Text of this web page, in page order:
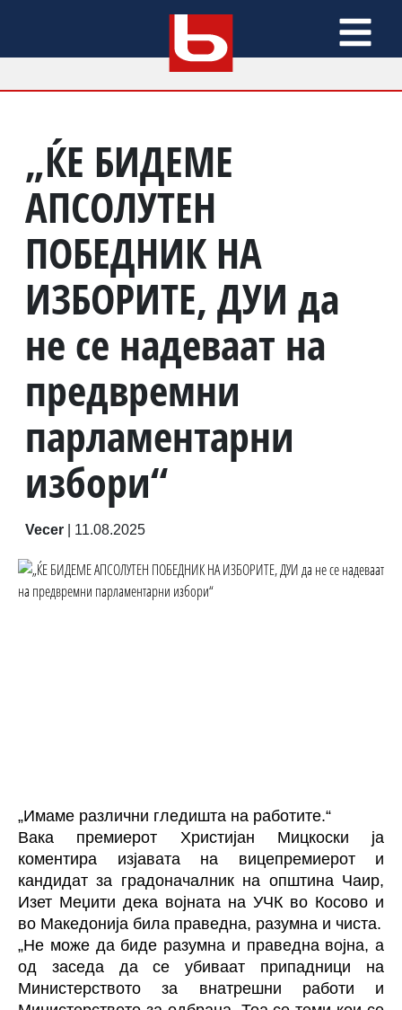
„ЌЕ БИДЕМЕ
АПСОЛУТЕН
ПОБЕДНИК НА
ИЗБОРИТЕ, ДУИ да
не се надеваат на
предвремни
парламентарни
избори“
Vecer 11.08.2025
„Имаме различни гледишта на работите.“
Вака премиерот Христијан Мицкоски ја
коментира изјавата на вицепремиерот и
кандидат за градоначалник на општина Чаир,
Изет Меџити дека војната на УЧК во Косово и
во Македонија била праведна, разумна и чиста.
„Не може да биде разумна и праведна војна, а
од заседа да се убиваат припадници на
Министерството за внатрешни работи и